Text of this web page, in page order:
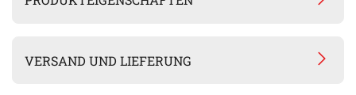
VERSAND UND LIEFERUNG